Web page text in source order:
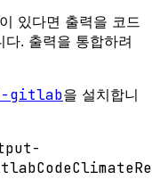
있다면 출력을 코드
. 출력을 통합하려
gitlab을 설치합니